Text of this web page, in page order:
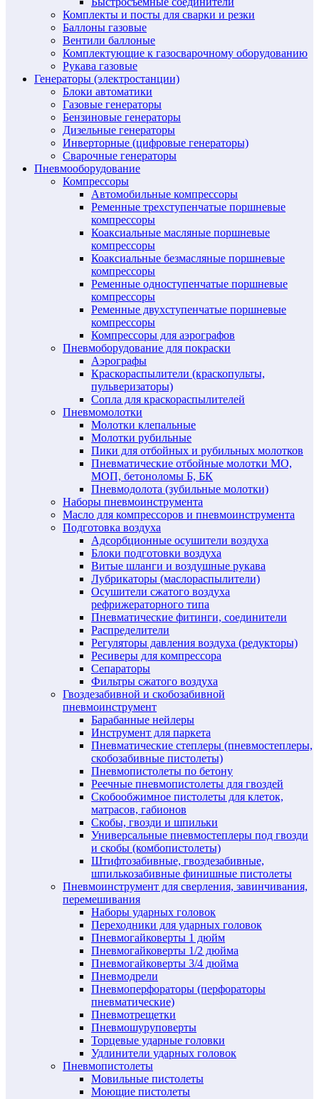
Комплекты и посты для сварки и резки
Баллоны газовые
Вентили баллоные
Комплектующие к газосварочному оборудованию
Рукава газовые
Генераторы (электростанции)
Блоки автоматики
Газовые генераторы
Бензиновые генераторы
Дизельные генераторы
Инверторные (цифровые генераторы)
Сварочные генераторы
Пневмооборудование
Компрессоры
Автомобильные компрессоры
Ременные трехступенчатые поршневые
компрессоры
Коаксиальные масляные поршневые
компрессоры
Коаксиальные безмасляные поршневые
компрессоры
Ременные одноступенчатые поршневые
компрессоры
Ременные двухступенчатые поршневые
компрессоры
Компрессоры для аэрографов
Пневмоборудование для покраски
Аэрографы
Краскораспылители (краскопульты,
пульверизаторы)
Сопла для краскораспылителей
Пневмомолотки
Молотки клепальные
Молотки рубильные
Пики для отбойных и рубильных молотков
Пневматические отбойные молотки МО,
МОП, бетоноломы Б, БК
Пневмодолота (зубильные молотки)
Наборы пневмоинструмента
Масло для компрессоров и пневмоинструмента
Подготовка воздуха
Адсорбционные осушители воздуха
Блоки подготовки воздуха
Витые шланги и воздушные рукава
Лубрикаторы (маслораспылители)
Осушители сжатого воздуха
рефрижераторного типа
Пневматические фитинги, соединители
Распределители
Регуляторы давления воздуха (редукторы)
Ресиверы для компрессора
Сепараторы
Фильтры сжатого воздуха
Гвоздезабивной и скобозабивной
пневмоинструмент
Барабанные нейлеры
Инструмент для паркета
Пневматические степлеры (пневмостеплеры,
скобозабивные пистолеты)
Пневмопистолеты по бетону
Реечные пневмопистолеты для гвоздей
Скобообжимное пистолеты для клеток,
матрасов, габионов
Скобы, гвозди и шпильки
Универсальные пневмостеплеры под гвозди
и скобы (комбопистолеты)
Штифтозабивные, гвоздезабивные,
шпилькозабивные финишные пистолеты
Пневмоинструмент для сверления, завинчивания,
перемешивания
Наборы ударных головок
Переходники для ударных головок
Пневмогайковерты 1 дюйм
Пневмогайковерты 1/2 дюйма
Пневмогайковерты 3/4 дюйма
Пневмодрели
Пневмоперфораторы (перфораторы
пневматические)
Пневмотрещетки
Пневмошуруповерты
Торцевые ударные головки
Удлинители ударных головок
Пневмопистолеты
Мовильные пистолеты
Моющие пистолеты